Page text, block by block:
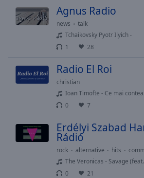
Opacity
Area
Background
Color
Font
Agnus Radio
news
talk
Tchaikovsky Pyotr Ilyich -
1
28
Radio El Roi
christian
Ioan Timofte - Ce mai
0
7
Erdélyi Szabad
Rádió
rock alternative hits
The Veronicas - Savage
0
21